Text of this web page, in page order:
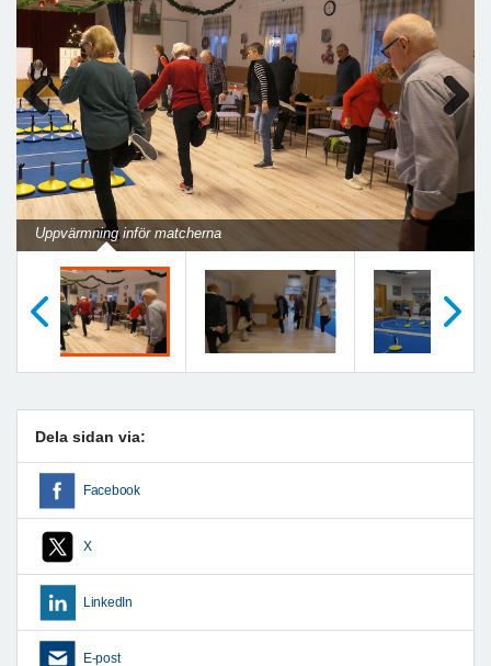
Uppvärmning inför matcherna
Previous Next
Dela sidan via:
Facebook
X
LinkedIn
E-post